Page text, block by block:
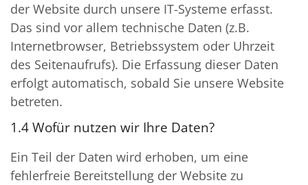
der Website durch unsere IT-Systeme erfasst.
Das sind vor allem technische Daten (z.B.
Internetbrowser, Betriebssystem oder Uhrzeit
des Seitenaufrufs). Die Erfassung dieser Daten
erfolgt automatisch, sobald Sie unsere Website
betreten.
1.4 Wofür nutzen wir Ihre Daten?
Ein Teil der Daten wird erhoben, um eine
fehlerfreie Bereitstellung der Website zu